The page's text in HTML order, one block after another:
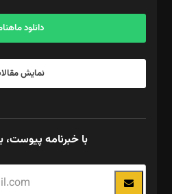
آگهی و مشترکین: ۰۹۱۹۹۹۹۰۴۵۴
دانلود
نمایش
با خبرنامه پیوست،